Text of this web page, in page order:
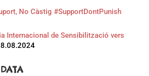
No Càstig #SupportDontPunish
Internacional de Sensibilització vers